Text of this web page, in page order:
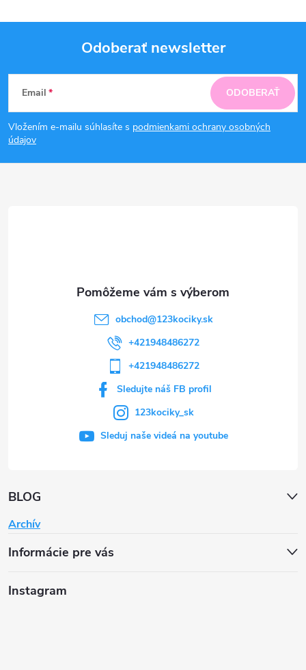
Z
á
p
Odoberať newsletter
Email
Vložením e-mailu súhlasíte s podmienkami ochrany osobných
údajov
ODOBERAŤ
BLOG
Archív
Informácie pre vás
obchod@123kociky.sk
+421948486272
+421948486272
Sledujte náš FB profil
123kociky_sk
Sleduj naše videá na youtube
Instagram